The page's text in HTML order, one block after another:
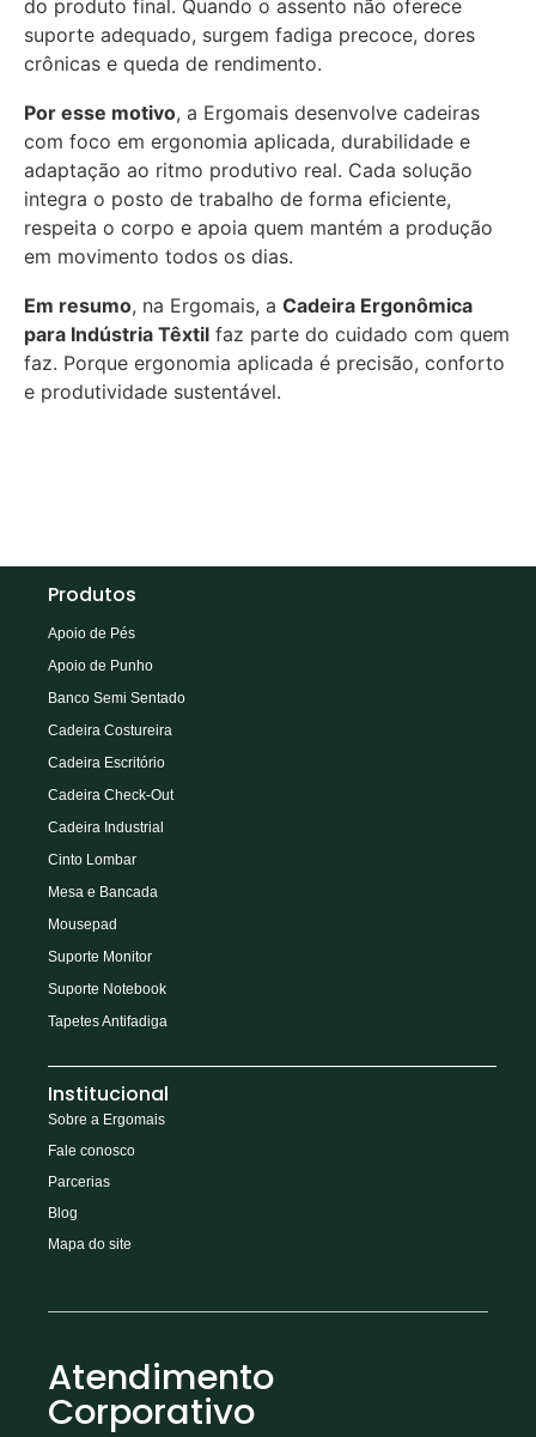
do produto final. Quando o assento não oferece
suporte adequado, surgem fadiga precoce, dores
crônicas e queda de rendimento.
Por esse motivo, a Ergomais desenvolve cadeiras
com foco em ergonomia aplicada, durabilidade e
adaptação ao ritmo produtivo real. Cada solução
integra o posto de trabalho de forma eficiente,
respeita o corpo e apoia quem mantém a produção
em movimento todos os dias.
Em resumo, na Ergomais, a Cadeira Ergonômica
para Indústria Têxtil faz parte do cuidado com quem
faz. Porque ergonomia aplicada é precisão, conforto
e produtividade sustentável.
Produtos
Apoio de Pés
Apoio de Punho
Banco Semi Sentado
Cadeira Costureira
Cadeira Escritório
Cadeira Check-Out
Cadeira Industrial
Cinto Lombar
Mesa e Bancada
Mousepad
Suporte Monitor
Suporte Notebook
Tapetes Antifadiga
Institucional
Sobre a Ergomais
Fale conosco
Parcerias
Blog
Mapa do site
Atendimento
Corporativo